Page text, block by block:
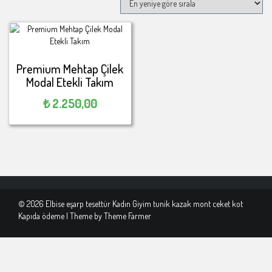
Premium Mehtap Çilek
Modal Etekli Takım
₺2.250,00
© 2026 Elbise eşarp tesettür Kadın Giyim tunik kazak mont ceket kot
Kapıda ödeme | Theme byTheme Farmer